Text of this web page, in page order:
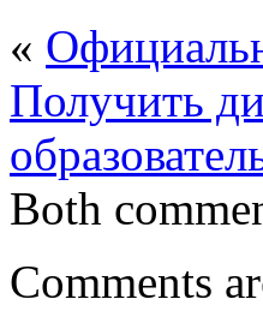
«
Получить
Both
Comments